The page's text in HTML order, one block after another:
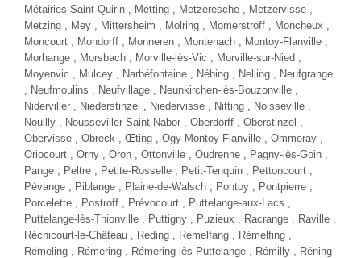
Métairies-Saint-Quirin , Metting , Metzeresche , Metzervisse ,
Metzing , Mey , Mittersheim , Molring , Momerstroff , Moncheux ,
Moncourt , Mondorff , Monneren , Montenach , Montoy-Flanville ,
Morhange , Morsbach , Morville-lès-Vic , Morville-sur-Nied ,
Moyenvic , Mulcey , Narbéfontaine , Nébing , Nelling , Neufgrange
, Neufmoulins , Neufvillage , Neunkirchen-lès-Bouzonville ,
Niderviller , Niederstinzel , Niedervisse , Nitting , Noisseville ,
Nouilly , Nousseviller-Saint-Nabor , Oberdorff , Oberstinzel ,
Obervisse , Obreck , Œting , Ogy-Montoy-Flanville , Ommeray ,
Oriocourt , Orny , Oron , Ottonville , Oudrenne , Pagny-lès-Goin ,
Pange , Peltre , Petite-Rosselle , Petit-Tenquin , Pettoncourt ,
Pévange , Piblange , Plaine-de-Walsch , Pontoy , Pontpierre ,
Porcelette , Postroff , Prévocourt , Puttelange-aux-Lacs ,
Puttelange-lès-Thionville , Puttigny , Puzieux , Racrange , Raville ,
Réchicourt-le-Château , Réding , Rémelfang , Rémelfing ,
Rémeling , Rémering , Rémering-lès-Puttelange , Rémilly , Réning